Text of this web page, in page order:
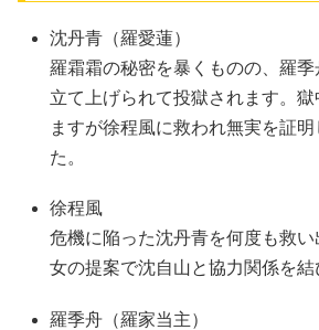
沈丹青（羅愛蓮）
羅霜霜の秘密を暴くものの、羅
立て上げられて投獄されます。
ますが徐程風に救われ無実を証
た。
徐程風
危機に陥った沈丹青を何度も救
女の提案で沈自山と協力関係を結
羅季舟（羅家当主）